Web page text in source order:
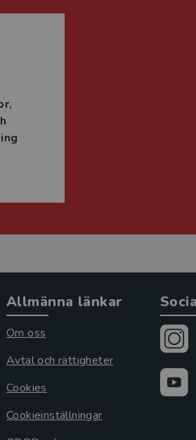
Allmänna länkar
Om oss
Avtal och rättigheter
Cookies
Cookieinställningar